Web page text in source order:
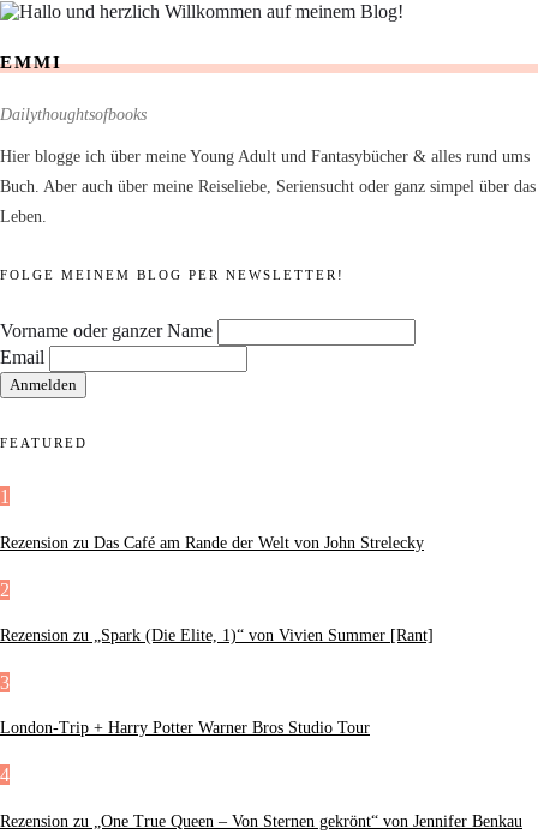
EMMI
Dailythoughtsofbooks
Hier blogge ich über meine Young Adult und Fantasybücher & alles rund ums
Buch. Aber auch über meine Reiseliebe, Seriensucht oder ganz simpel über das
Leben.
FOLGE MEINEM BLOG PER NEWSLETTER!
Vorname oder ganzer Name
Email
FEATURED
1
Rezension zu Das Café am Rande der Welt von John Strelecky
2
Rezension zu „Spark (Die Elite, 1)“ von Vivien Summer [Rant]
3
London-Trip + Harry Potter Warner Bros Studio Tour
4
Rezension zu „One True Queen – Von Sternen gekrönt“ von Jennifer Benkau